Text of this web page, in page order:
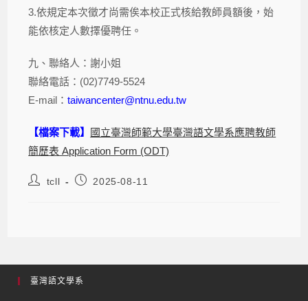
3.依規定本次徵才尚需俟本校正式核給教師員額後，始
能依核定人數擇優聘任。
九、聯絡人：謝小姐
聯絡電話：(02)7749-5524
E-mail：taiwancenter@ntnu.edu.tw
【檔案下載】
國立臺灣師範大學臺灣語文學系應聘教師
簡歷表 Application Form (ODT)
tcll 2025-08-11
臺灣語文學系